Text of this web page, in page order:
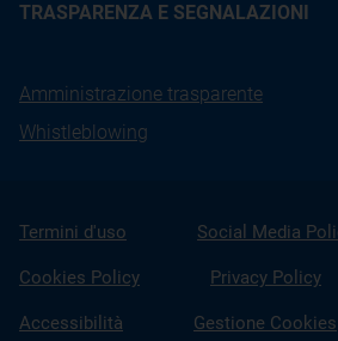
TRASPARENZA E SEGNALAZIONI
Amministrazione trasparente
Whistleblowing
Termini d'uso Social Media
Cookies Policy Privacy Policy
Accessibilità Gestione Cookies